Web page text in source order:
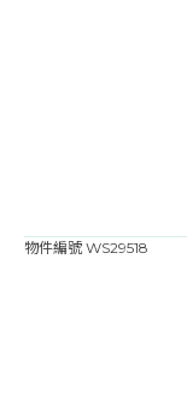
物件編號 WS29518